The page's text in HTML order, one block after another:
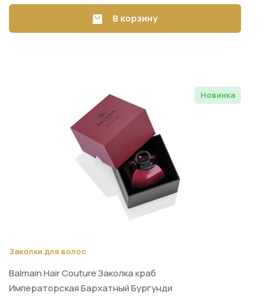
В корзину
Новинка
Заколки для волос
Balmain Hair Couture Заколка краб
Императорская Бархатный Бургунди